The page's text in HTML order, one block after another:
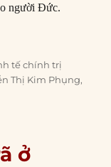
người Đức.
quyền của Ireland”
tế chính trị
Thị Kim Phụng,
ở